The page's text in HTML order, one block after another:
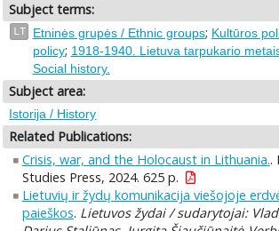
Subject terms:
LT Etninės grupės / Ethnic groups; Kultūros
policy; 1918-1940. Lietuva tarpukario
Social history.
Subject area:
Istorija / History
Related Publications:
Crisis, war, and the Holocaust in Lithuania..
Studies Press, 2024. 625 p.
Lietuvių ir žydų komunikacija viešojoje
paieškos. Lietuvos žydai / sudarytojai: